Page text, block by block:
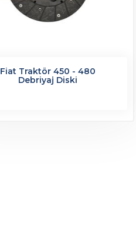
Fiat Traktör 450 - 480
Debriyaj Diski